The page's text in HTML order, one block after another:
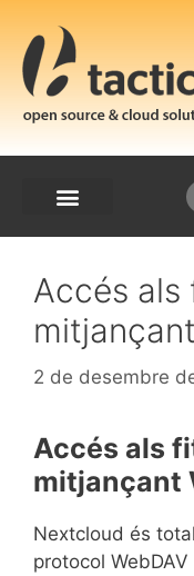
Accés
2 de desembre
Accés als
mitjançant
Nextcloud és
protocol